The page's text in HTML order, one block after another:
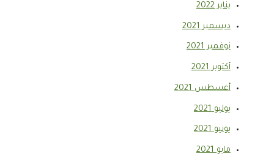
يناير 2022
ديسمبر 2021
نوفمبر 2021
أكتوبر 2021
أغسطس 2021
يوليو 2021
يونيو 2021
مايو 2021